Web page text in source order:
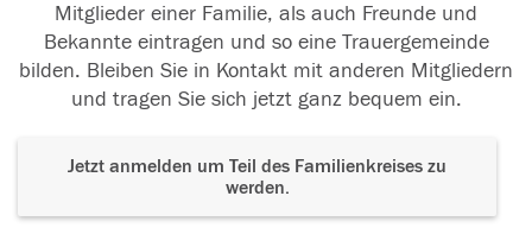
Mitglieder einer Familie, als auch Freunde und
Bekannte eintragen und so eine Trauergemeinde
bilden. Bleiben Sie in Kontakt mit anderen Mitgliedern
und tragen Sie sich jetzt ganz bequem ein.
Jetzt anmelden um Teil des Familienkreises zu
werden.